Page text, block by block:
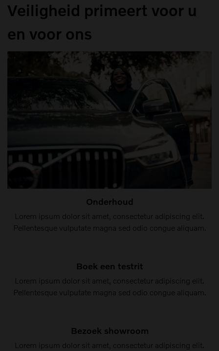
Veiligheid primeert voor u
en voor ons
Onderhoud
Lorem ipsum dolor sit amet, consectetur adipiscing elit.
Pellentesque vulputate magna sed odio congue aliquam.
Boek een testrit
Lorem ipsum dolor sit amet, consectetur adipiscing elit.
Pellentesque vulputate magna sed odio congue aliquam.
Bezoek showroom
Lorem ipsum dolor sit amet, consectetur adipiscing elit.